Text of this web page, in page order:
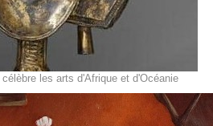
les arts d'Afrique et d'Océanie